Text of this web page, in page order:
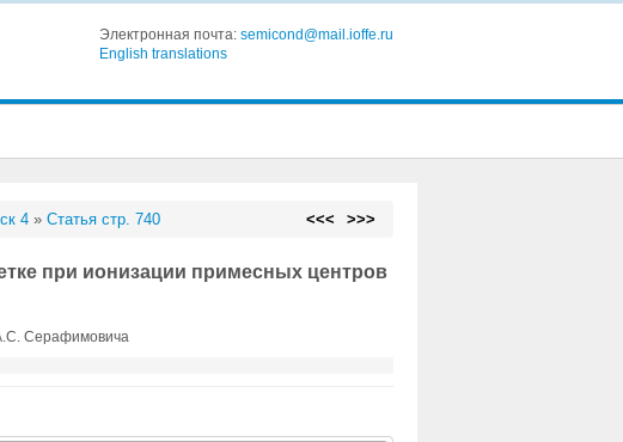
Электронная почта: semicond@mail.ioffe.ru
English translations
4 »Статья стр. 740 <<< >>>
при ионизации примесных центров
А.С. Серафимовича